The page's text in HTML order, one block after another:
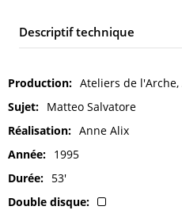
Descriptif technique
Production
Ateliers de l'Arche,
Sujet
Matteo Salvatore
Réalisation
Anne Alix
Année
1995
Durée
53'
Double disque